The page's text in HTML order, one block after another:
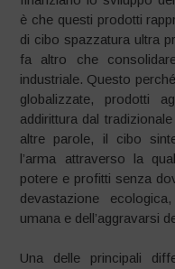
è che questi prodotti
di cibo spazzatura ultra
fa altro che
industriale. Questo
globalizzate, prodotti
addirittura dal
altre parole, il cibo
l’arma attraverso la
potere e profitti senza
devastazione
umana e dell’aggravarsi
Una delle principali